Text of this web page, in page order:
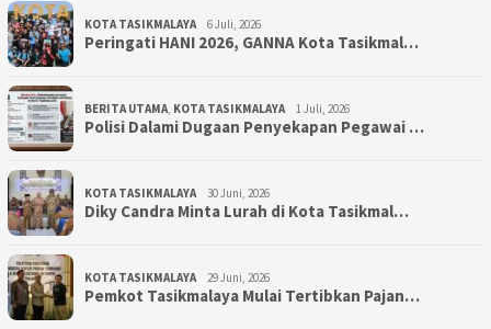
KOTA TASIKMALAYA 6 Juli, 2026
Peringati HANI 2026, GANNA Kota Tasikmal…
BERITA UTAMA KOTA TASIKMALAYA 1 Juli, 2026
Polisi Dalami Dugaan Penyekapan Pegawai …
KOTA TASIKMALAYA 30 Juni, 2026
Diky Candra Minta Lurah di Kota Tasikmal…
KOTA TASIKMALAYA 29 Juni, 2026
Pemkot Tasikmalaya Mulai Tertibkan Pajan…